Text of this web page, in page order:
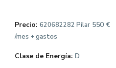
Precio: 620682282 Pilar 550 €
/mes + gastos
Clase de Energía: D